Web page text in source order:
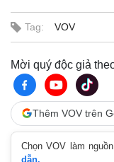
Doanh nghiệp
Tag: VOV
Mời quý độc giả
Thêm VOV trên
Chọn VOV làm
dẫn.